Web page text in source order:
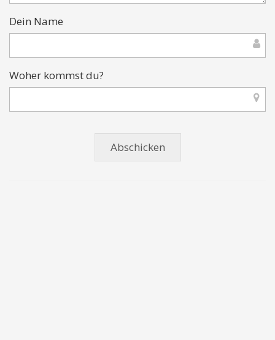
Dein Name
Woher kommst du?